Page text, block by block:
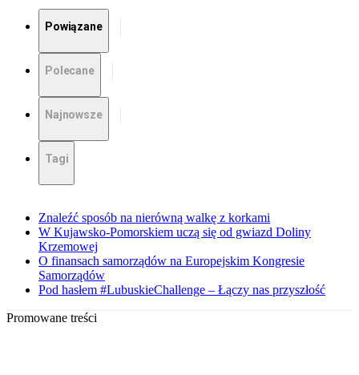
Powiązane
Polecane
Najnowsze
Tagi
Znaleźć sposób na nierówną walkę z korkami
W Kujawsko-Pomorskiem uczą się od gwiazd Doliny
Krzemowej
O finansach samorządów na Europejskim Kongresie
Samorządów
Pod hasłem #LubuskieChallenge – Łączy nas przyszłość
Promowane treści